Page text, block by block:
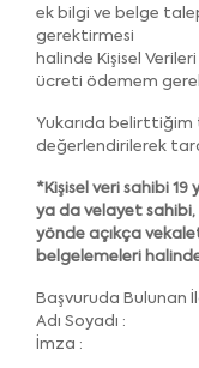
ek bilgi ve belge
gerektirmesi
halinde Kişisel
ücreti ödemem
Yukarıda
değerlendirilerek
*Kişisel veri sahibi 19
ya da velayet sahibi,
yönde açıkça
belgelemeleri
Başvuruda Bulunan
Adı Soyadı :
İmza :